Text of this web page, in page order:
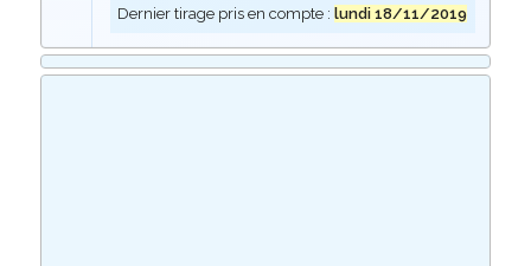
Dernier tirage pris en compte :lundi 18/11/2019